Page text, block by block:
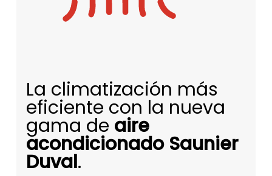
La climatización más
eficiente con la nueva
gama de aire
acondicionado Saunier
Duval.